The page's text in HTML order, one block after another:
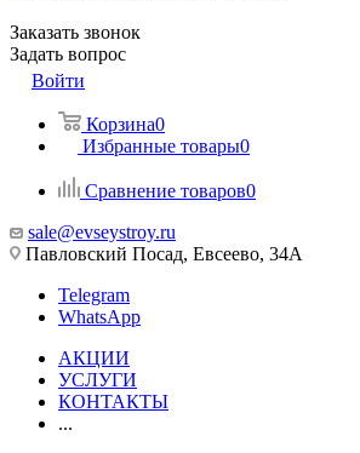
Заказать звонок
Задать вопрос
Войти
Корзина0
Избранные товары0
Сравнение товаров0
sale@evseystroy.ru
Павловский Посад, Евсеево, 34А
Telegram
WhatsApp
АКЦИИ
УСЛУГИ
КОНТАКТЫ
...